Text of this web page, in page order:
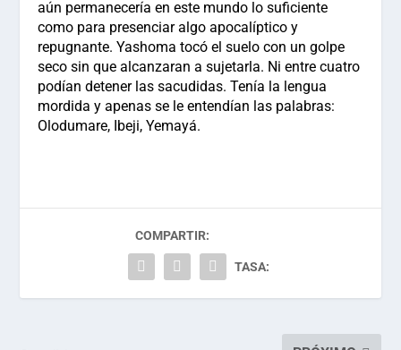
aún permanecería en este mundo lo suficiente
como para presenciar algo apocalíptico y
repugnante. Yashoma tocó el suelo con un golpe
seco sin que alcanzaran a sujetarla. Ni entre cuatro
podían detener las sacudidas. Tenía la lengua
mordida y apenas se le entendían las palabras:
Olodumare, Ibeji, Yemayá.
COMPARTIR:
TASA: